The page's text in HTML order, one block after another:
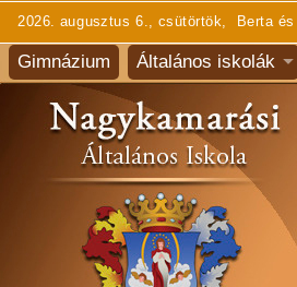
2026. augusztus 6., csütörtök, Berta
Gimnázium Általános iskolák